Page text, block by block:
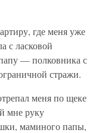
где меня уже
с ласковой
— полковника с
стражи.
меня по щеке
мне руку
маминого папы,